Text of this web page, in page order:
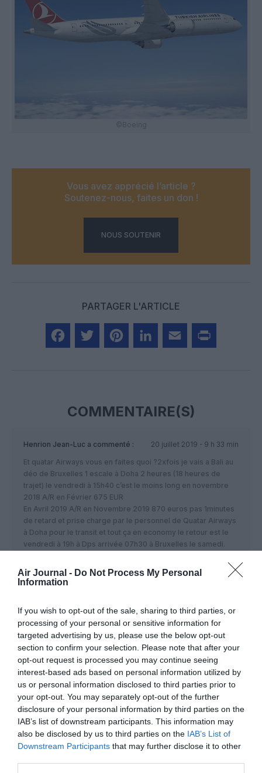
Air Journal - Do Not Process My Personal
Information
If you wish to opt-out of the sale, sharing to third parties, or
processing of your personal or sensitive information for
targeted advertising by us, please use the below opt-out
section to confirm your selection. Please note that after your
opt-out request is processed you may continue seeing
interest-based ads based on personal information utilized by
us or personal information disclosed to third parties prior to
your opt-out. You may separately opt-out of the further
disclosure of your personal information by third parties on the
IAB’s list of downstream participants. This information may
also be disclosed by us to third parties on the IAB’s List of
Downstream Participants that may further disclose it to other
©Boeing
Vous avez apprécié l’article ?
Soutenez-nous, faites un don !
NOUS SOUTENIR
PARTAGER L'ARTICLE
COMMENTAIRE(S)
Henrion Jean-Luc a commenté :
20 juillet 2019 - 9 h 33 min
Et quatar Airways vous en faites quoi ?2xfois je vais a Bali au
déo de Bruxelles 1 escale à Doha 2 heures (18 heures de
trajet) le vendredi à 15h40 c’est le moins long en novembre
2018 A/R en Février 675 EUR
En Avril 2019 A/R en Novembre 2019 870 euros pas 1minutes
de retard et prise charge par le personnel de Quatar Airways
à Doha pour le transit et tout ça en economy le retour est le
vendredi à 19h à Dps arrivée 07h30 à Bruxelles le samedi.
RÉPONDRE
rv2lyona commenté :
20 juillet 2019 - 13 h 15 min
Voici en dehors de l’Amérique du Sud la destination la plus
lointaine de Turkish Airlines.
10.300km de vol soit plus de 12 heures de vol dans un avion
très confortable. Il est vrai que dorénavant les passagers
ayant fait des vols longue durée dans des A350 ou 787
remarquent qu’ils sont moins fatigués car moins de bruit, une
meilleure hydratation donc un voyage plus serein.
RÉPONDRE